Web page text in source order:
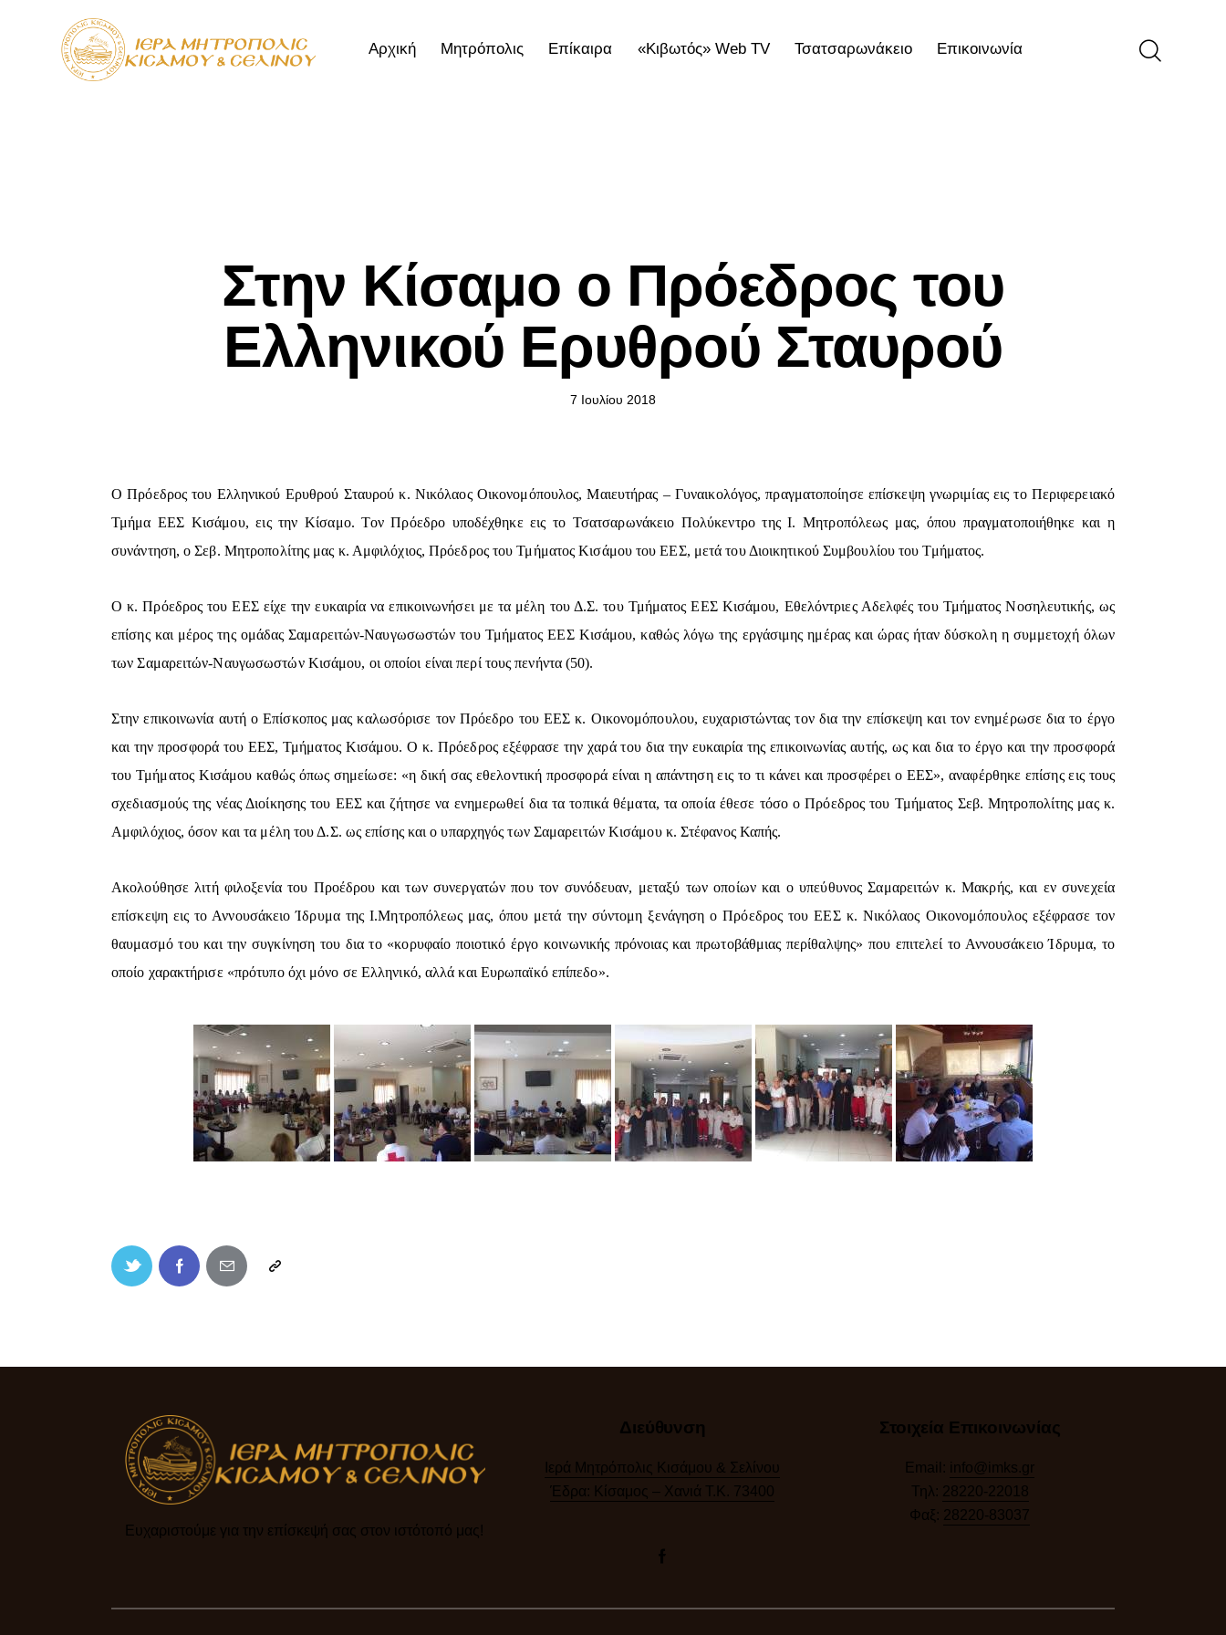
Αρχική Μητρόπολις Επίκαιρα «Κιβωτός» Web TV Τσατσαρωνάκειο Επικοινωνία
Στην Κίσαμο ο Πρόεδρος του
Ελληνικού Ερυθρού Σταυρού
7 Ιουλίου 2018
Ο Πρόεδρος του Ελληνικού Ερυθρού Σταυρού κ. Νικόλαος Οικονομόπουλος, Μαιευτήρας – Γυναικολόγος, πραγματοποίησε επίσκεψη γνωριμίας εις το Περιφερειακό
Τμήμα ΕΕΣ Κισάμου, εις την Κίσαμο. Τον Πρόεδρο υποδέχθηκε εις το Τσατσαρωνάκειο Πολύκεντρο της Ι. Μητροπόλεως μας, όπου πραγματοποιήθηκε και η
συνάντηση, ο Σεβ. Μητροπολίτης μας κ. Αμφιλόχιος, Πρόεδρος του Τμήματος Κισάμου του ΕΕΣ, μετά του Διοικητικού Συμβουλίου του Τμήματος.
Ο κ. Πρόεδρος του ΕΕΣ είχε την ευκαιρία να επικοινωνήσει με τα μέλη του Δ.Σ. του Τμήματος ΕΕΣ Κισάμου, Εθελόντριες Αδελφές του Τμήματος Νοσηλευτικής, ως
επίσης και μέρος της ομάδας Σαμαρειτών-Ναυγωσωστών του Τμήματος ΕΕΣ Κισάμου, καθώς λόγω της εργάσιμης ημέρας και ώρας ήταν δύσκολη η συμμετοχή όλων
των Σαμαρειτών-Ναυγωσωστών Κισάμου, οι οποίοι είναι περί τους πενήντα (50).
Στην επικοινωνία αυτή ο Επίσκοπος μας καλωσόρισε τον Πρόεδρο του ΕΕΣ κ. Οικονομόπουλου, ευχαριστώντας τον δια την επίσκεψη και τον ενημέρωσε δια το έργο
και την προσφορά του ΕΕΣ, Τμήματος Κισάμου. Ο κ. Πρόεδρος εξέφρασε την χαρά του δια την ευκαιρία της επικοινωνίας αυτής, ως και δια το έργο και την προσφορά
του Τμήματος Κισάμου καθώς όπως σημείωσε: «η δική σας εθελοντική προσφορά είναι η απάντηση εις το τι κάνει και προσφέρει ο ΕΕΣ», αναφέρθηκε επίσης εις τους
σχεδιασμούς της νέας Διοίκησης του ΕΕΣ και ζήτησε να ενημερωθεί δια τα τοπικά θέματα, τα οποία έθεσε τόσο ο Πρόεδρος του Τμήματος Σεβ. Μητροπολίτης μας κ.
Αμφιλόχιος, όσον και τα μέλη του Δ.Σ. ως επίσης και ο υπαρχηγός των Σαμαρειτών Κισάμου κ. Στέφανος Καπής.
Ακολούθησε λιτή φιλοξενία του Προέδρου και των συνεργατών που τον συνόδευαν, μεταξύ των οποίων και ο υπεύθυνος Σαμαρειτών κ. Μακρής, και εν συνεχεία
επίσκεψη εις το Αννουσάκειο Ίδρυμα της Ι.Μητροπόλεως μας, όπου μετά την σύντομη ξενάγηση ο Πρόεδρος του ΕΕΣ κ. Νικόλαος Οικονομόπουλος εξέφρασε τον
θαυμασμό του και την συγκίνηση του δια το «κορυφαίο ποιοτικό έργο κοινωνικής πρόνοιας και πρωτοβάθμιας περίθαλψης» που επιτελεί το Αννουσάκειο Ίδρυμα, το
οποίο χαρακτήρισε «πρότυπο όχι μόνο σε Ελληνικό, αλλά και Ευρωπαϊκό επίπεδο».
Ευχαριστούμε για την επίσκεψή σας στον ιστότοπό μας!​
Διεύθυνση
Ιερά Μητρόπολις Κισάμου & Σελίνου
Έδρα: Κίσαμος – Χανιά Τ.Κ. 73400
Στοιχεία Επικοινωνίας
Email: info@imks.gr
Τηλ: 28220-22018
Φαξ: 28220-83037